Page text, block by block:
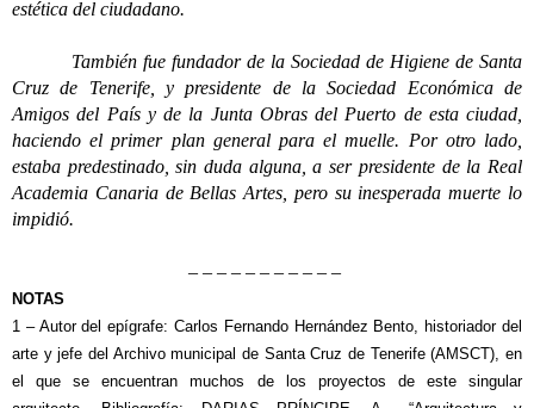
estética del ciudadano.
También fue fundador de la Sociedad de Higiene de Santa
Cruz de Tenerife, y presidente de la Sociedad Económica de
Amigos del País y de la Junta Obras del Puerto de esta ciudad,
haciendo el primer plan general para el muelle. Por otro lado,
estaba predestinado, sin duda alguna, a ser presidente de la Real
Academia Canaria de Bellas Artes, pero su inesperada muerte lo
impidió.
– – – – – – – – – – –
NOTAS
1 – Autor del epígrafe: Carlos Fernando Hernández Bento, historiador del
arte y jefe del Archivo municipal de Santa Cruz de Tenerife (AMSCT), en
el que se encuentran muchos de los proyectos de este singular